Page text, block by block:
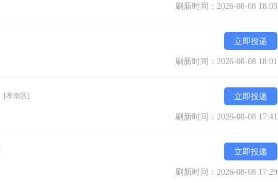
刷新时间：2026-08-08 18:05
立即投递
刷新时间：2026-08-08 18:01
[孝南区] 立即投递
刷新时间：2026-08-08 17:41
立即投递
刷新时间：2026-08-08 17:29